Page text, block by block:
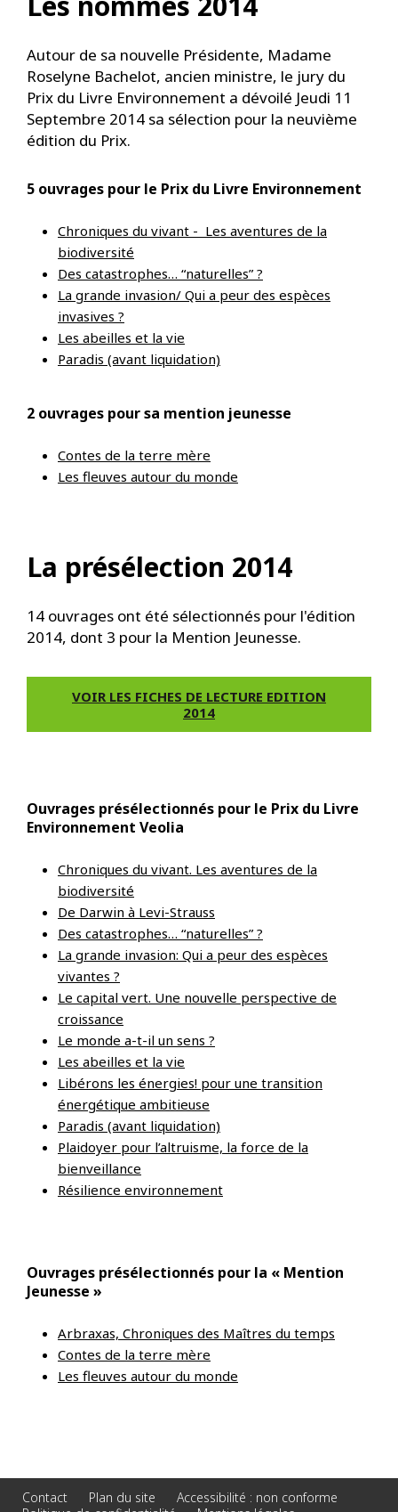
Autour de sa nouvelle Présidente, Madame
Roselyne Bachelot, ancien ministre, le jury du
Prix du Livre Environnement a dévoilé Jeudi 11
Septembre 2014 sa sélection pour la neuvième
édition du Prix.
5 ouvrages pour le Prix du Livre Environnement
Chroniques du vivant - Les aventures de la
biodiversité
Des catastrophes… “naturelles” ?
La grande invasion/ Qui a peur des espèces
invasives ?
Les abeilles et la vie
Paradis (avant liquidation)
2 ouvrages pour sa mention jeunesse
Contes de la terre mère
Les fleuves autour du monde
La présélection 2014
14 ouvrages ont été sélectionnés pour l'édition
2014, dont 3 pour la Mention Jeunesse.
VOIR LES FICHES DE LECTURE EDITION
2014
Ouvrages présélectionnés pour le Prix du Livre
Environnement Veolia
Chroniques du vivant. Les aventures de la
biodiversité
De Darwin à Levi-Strauss
Des catastrophes… “naturelles” ?
La grande invasion: Qui a peur des espèces
vivantes ?
Le capital vert. Une nouvelle perspective de
croissance
Le monde a-t-il un sens ?
Les abeilles et la vie
Libérons les énergies! pour une transition
énergétique ambitieuse
Paradis (avant liquidation)
Plaidoyer pour l’altruisme, la force de la
bienveillance
Résilience environnement
Ouvrages présélectionnés pour la « Mention
Jeunesse »
Arbraxas, Chroniques des Maîtres du temps
Contes de la terre mère
Les fleuves autour du monde
Contact Plan du site
Accessibilité : non conforme